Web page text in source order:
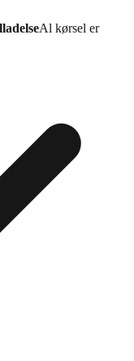
Al kørsel er